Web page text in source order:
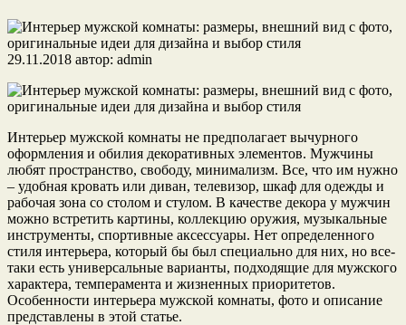
29.11.2018 автор: admin
Интерьер мужской комнаты не предполагает вычурного
оформления и обилия декоративных элементов. Мужчины
любят пространство, свободу, минимализм. Все, что им нужно
– удобная кровать или диван, телевизор, шкаф для одежды и
рабочая зона со столом и стулом. В качестве декора у мужчин
можно встретить картины, коллекцию оружия, музыкальные
инструменты, спортивные аксессуары. Нет определенного
стиля интерьера, который бы был специально для них, но все-
таки есть универсальные варианты, подходящие для мужского
характера, темперамента и жизненных приоритетов.
Особенности интерьера мужской комнаты, фото и описание
представлены в этой статье.